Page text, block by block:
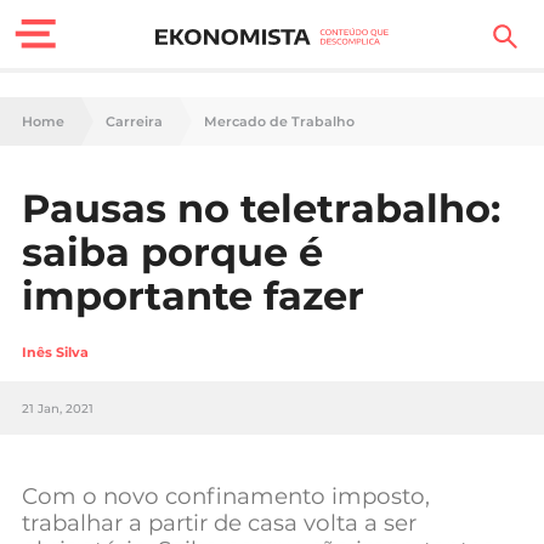
Finanças Pessoais
Carreira
Casa
Lifestyle
Sociedade
Negócios
Home Carreira Mercado de Trabalho
Pausas no teletrabalho:
saiba porque é
importante fazer
Inês Silva
21 Jan, 2021
Com o novo confinamento imposto,
trabalhar a partir de casa volta a ser